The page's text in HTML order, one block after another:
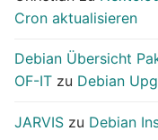
Cron aktualisieren
Debian Übersicht
OF-IT zu Debian
JARVIS zu Debian